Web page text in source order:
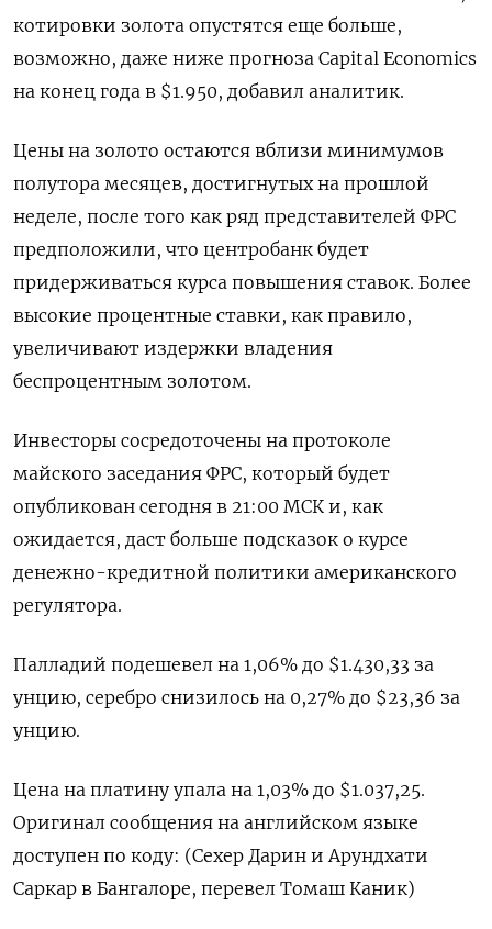
котировки золота опустятся еще больше,
возможно, даже ниже прогноза Capital Economics
на конец года в $1.950, добавил аналитик.
Цены на золото остаются вблизи минимумов
полутора месяцев, достигнутых на прошлой
неделе, после того как ряд представителей ФРС
предположили, что центробанк будет
придерживаться курса повышения ставок. Более
высокие процентные ставки, как правило,
увеличивают издержки владения
беспроцентным золотом.
Инвесторы сосредоточены на протоколе
майского заседания ФРС, который будет
опубликован сегодня в 21:00 МСК и, как
ожидается, даст больше подсказок о курсе
денежно-кредитной политики американского
регулятора.
Палладий подешевел на 1,06% до $1.430,33​​ за
унцию, серебро снизилось на 0,27% до $23,36​ за
унцию.
Цена на платину упала на 1,03% до $1.037,25.
Оригинал сообщения на английском языке
доступен по коду: (Сехер Дарин и Арундхати
Саркар в Бангалоре, перевел Томаш Каник)